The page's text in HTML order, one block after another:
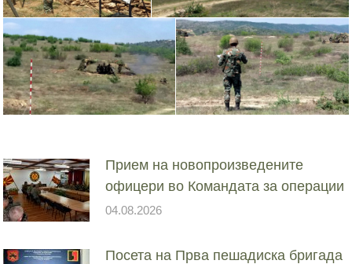
Прием на новопроизведените
офицери во Командата за операции
04.08.2026
Посета на Прва пешадиска бригада